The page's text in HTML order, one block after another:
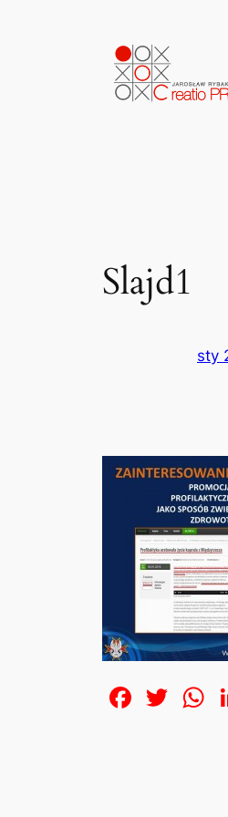
Slajd1
sty